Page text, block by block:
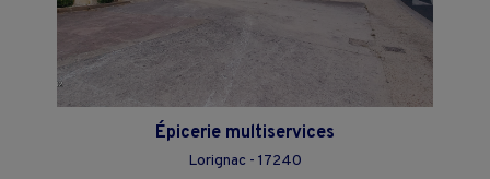
Épicerie multiservices
Lorignac - 17240